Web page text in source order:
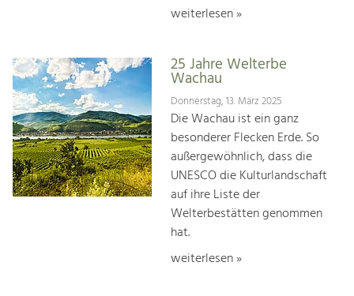
weiterlesen »
25 Jahre Welterbe
Wachau
Donnerstag, 13. März 2025
Die Wachau ist ein ganz
besonderer Flecken Erde. So
außergewöhnlich, dass die
UNESCO die Kulturlandschaft
auf ihre Liste der
Welterbestätten genommen
hat.
weiterlesen »